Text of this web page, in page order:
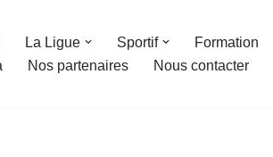
La Ligue Sportif Formation
Nos partenaires Nous contacter